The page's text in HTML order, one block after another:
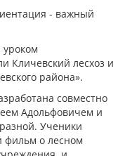
- важный
Кличевский лесхоз и
района».
совместно
Адольфовичем и
Ученики
фильм о лесном